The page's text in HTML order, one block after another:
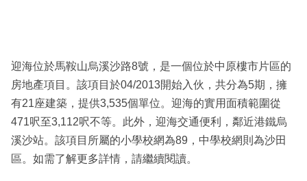
區
迎海位於馬鞍山烏溪沙路8號，是一個位於中原樓市片區的
房地產項目。該項目於04/2013開始入伙，共分為5期，擁
有21座建築，提供3,535個單位。迎海的實用面積範圍從
471呎至3,112呎不等。此外，迎海交通便利，鄰近港鐵烏
溪沙站。該項目所屬的小學校網為89，中學校網則為沙田
區。如需了解更多詳情，請繼續閱讀。